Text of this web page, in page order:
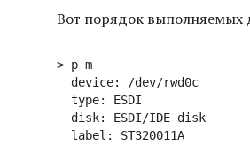
Вот порядок выполняемых
> p m
  device: /dev/rwd0c
  type: ESDI
  disk: ESDI/IDE disk
  label: ST320011A